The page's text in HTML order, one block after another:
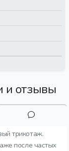
и отзывы
трикотаж.
после частых